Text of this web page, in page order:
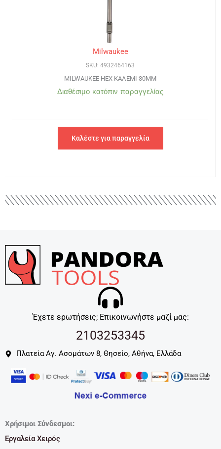
Milwaukee
SKU: 4932464163
MILWAUKEE HEX ΚΑΛΕΜΙ 30MM
Διαθέσιμο κατόπιν παραγγελίας
Καλέστε για παραγγελία
Έχετε ερωτήσεις; Επικοινωνήστε μαζί μας:
2103253345
Πλατεία Αγ. Ασομάτων 8, Θησείο, Αθήνα, Ελλάδα
Χρήσιμοι Σύνδεσμοι:
Εργαλεία Χειρός